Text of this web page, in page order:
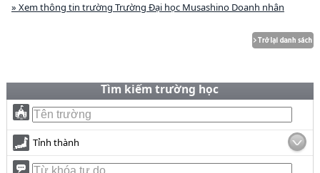
» Xem thông tin trường Trường Đại học Musashino Doanh nhân
Tìm kiếm trường học
Tỉnh thành